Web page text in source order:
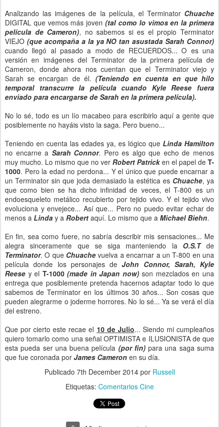
Analizando las imágenes de la película, el Terminator Chuache
DIGITAL que vemos más joven(tal como lo vimos en la primera
película de Cameron), no sabemos si es el propio Terminator
VIEJO (que acompaña a la ya NO tan asustada Sarah Connor)
cuando llegó al pasado a modo de RECUERDOS... O es una
versión en imágenes del Terminator de la primera película de
Cameron, donde ahora nos cuentan que el Terminator viejo y
Sarah se encargan de él. (Teniendo en cuenta en que hilo
temporal transcurre la película cuando Kyle Reese fuera
enviado para encargarse de Sarah en la primera película).
No lo sé, todo es un lío macabeo para escribirlo aquí a gente que
posiblemente no hayáis visto la saga. Pero bueno...
Teniendo en cuenta las edades ya, es lógico que Linda Hamilton
no encarne a Sarah Connor. Pero es algo que echo de menos
muy mucho. Lo mismo que no ver Robert Patricken el papel de T-
1000. Pero la edad no perdona... Y el único que puede encarnar a
un Terminator sin que joda demasiado la estética es Chuache, ya
que como bien se ha dicho infinidad de veces, el T-800 es un
endoesqueleto metálico recubierto por tejido vivo. Y el tejido vivo
evoluciona y envejece... Así que... Pero no puedo evitar echar de
menos a Linda y a Robert aquí. Lo mismo que a Michael Biehn.
En fin, sea como fuere, no sabría describir mis sensaciones... Me
alegra sinceramente que se siga manteniendo la O.S.Tde
Terminator. O que Chuachevuelva a encarnar a un T-800 en una
película donde los personajes deJohn Connor, Sarah, Kyle
Reese y el T-1000 (made in Japan now)son mezclados en una
entrega que posiblemente pretenda hacernos adaptar todo lo que
sabemos de Terminator en los últimos 30 años... Son cosas que
pueden alegrarme o joderme horrores. No lo sé... Ya se verá el día
del estreno.
Que por cierto este recae el 10 de Julio... Siendo mi cumpleaños
quiero tomarlo como una señal OPTIMISTA e ILUSIONISTA de que
esta pueda ser una buena película (por fin)para una saga suma
que fue coronada por James Cameron en su día.
Publicado 7th December 2014por Russell
Etiquetas: Comentarios Cine